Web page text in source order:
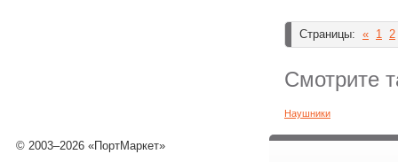
Страницы: « 1 2
Смотрите
Наушники
© 2003–2026 «ПортМаркет»